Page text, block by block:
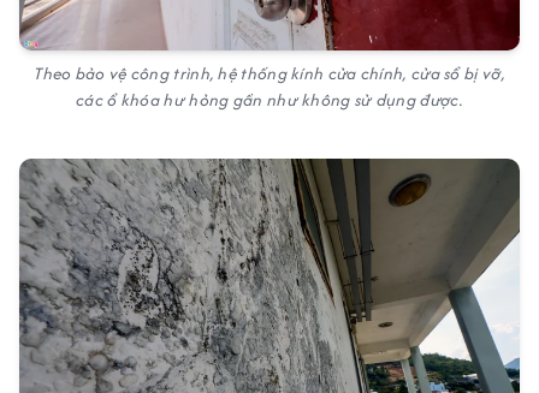
Theo bảo vệ công trình, hệ thống kính cửa chính, cửa sổ bị vỡ,
các ổ khóa hư hỏng gần như không sử dụng được.